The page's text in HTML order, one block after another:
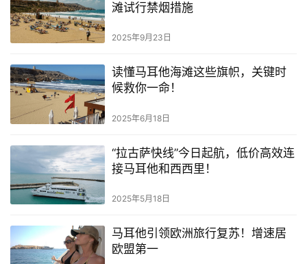
滩试行禁烟措施
2025年9月23日
读懂马耳他海滩这些旗帜，关键时
候救你一命！
2025年6月18日
“拉古萨快线”今日起航，低价高效连
接马耳他和西西里！
2025年5月18日
马耳他引领欧洲旅行复苏！增速居
欧盟第一